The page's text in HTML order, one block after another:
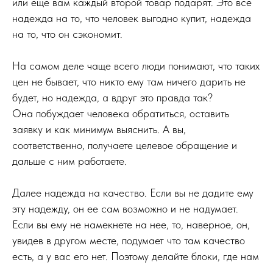
надежда на то, что человек выгодно купит, надежда
на то, что он сэкономит.
На самом деле чаще всего люди понимают, что таких
цен не бывает, что никто ему там ничего дарить не
будет, но надежда, а вдруг это правда так?
Она побуждает человека обратиться, оставить
заявку и как минимум выяснить. А вы,
соответственно, получаете целевое обращение и
дальше с ним работаете.
Далее надежда на качество. Если вы не дадите ему
эту надежду, он ее сам возможно и не надумает.
Если вы ему не намекнете на нее, то, наверное, он,
увидев в другом месте, подумает что там качество
есть, а у вас его нет. Поэтому делайте блоки, где нам